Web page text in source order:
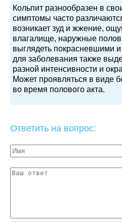
Кольпит разнообразен в
симптомы часто
возникает зуд и жжение,
влагалище, наружные
выглядеть покрасневшими
для заболевания также
разной интенсивности и
Может проявляться в виде
во время полового акта.
Ответить на вопрос: